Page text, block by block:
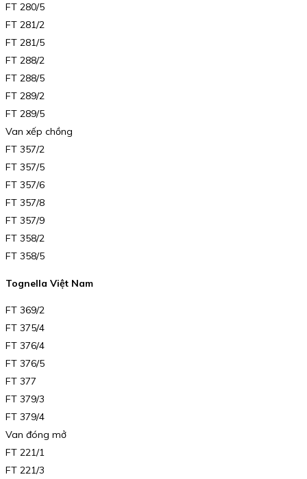
FT 280/5
FT 281/2
FT 281/5
FT 288/2
FT 288/5
FT 289/2
FT 289/5
Van xếp chồng
FT 357/2
FT 357/5
FT 357/6
FT 357/8
FT 357/9
FT 358/2
FT 358/5
Tognella Việt Nam
FT 369/2
FT 375/4
FT 376/4
FT 376/5
FT 377
FT 379/3
FT 379/4
Van đóng mở
FT 221/1
FT 221/3